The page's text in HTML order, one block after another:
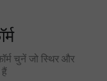
चुनें जो स्थिर और
हैं